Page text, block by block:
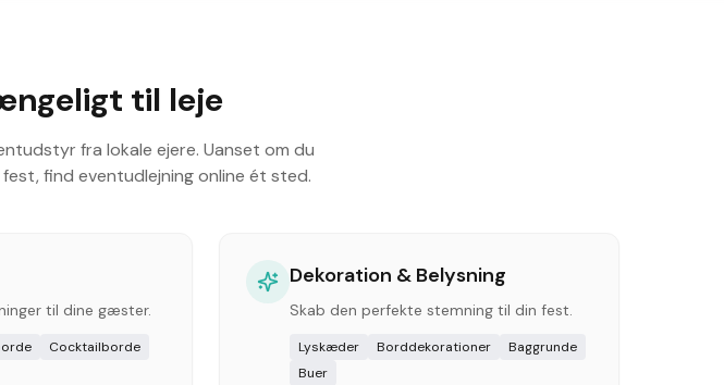
til leje
fra lokale ejere. Uanset om du
find eventudlejning online ét sted.
til dine gæster.
Cocktailborde
Dekoration & Belysning
Skab den perfekte stemning til din fest.
Lyskæder Borddekorationer
Baggrunde
Buer